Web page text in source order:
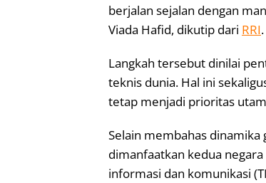
berjalan sejalan dengan
Viada Hafid, dikutip dari RRI.
Langkah tersebut dinilai
teknis dunia. Hal ini
tetap menjadi prioritas
Selain membahas
dimanfaatkan kedua
informasi dan komunikasi